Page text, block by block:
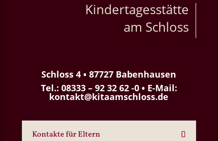
Kindertagesstätte
am Schloss
Schloss 4 • 87727 Babenhausen
Tel.: 08333 – 92 32 62 -0• E-Mail:
kontakt@kitaamschloss.de
Kontakte für Eltern